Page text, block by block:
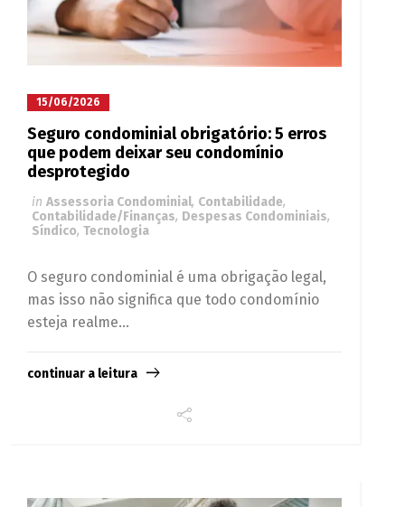
15/06/2026
Seguro condominial obrigatório: 5 erros
que podem deixar seu condomínio
desprotegido
in Assessoria Condominial, Contabilidade,
Contabilidade/Finanças, Despesas Condominiais,
Síndico, Tecnologia
O seguro condominial é uma obrigação legal,
mas isso não significa que todo condomínio
esteja realme...
continuar a leitura